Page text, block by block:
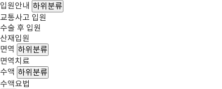
입원안내 하위분류
교통사고 입원
수술 후 입원
산재입원
면역 하위분류
면역치료
수액 하위분류
수액요법